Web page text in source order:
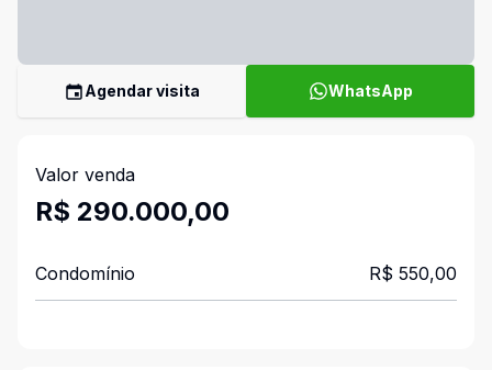
Agendar visita WhatsApp
Valor venda
R$ 290.000,00
Condomínio R$ 550,00